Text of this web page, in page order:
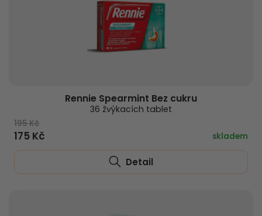
Rennie Spearmint Bez cukru
36 žvýkacích tablet
195 Kč
175 Kč skladem
Detail